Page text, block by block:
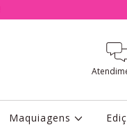
Maquiagens